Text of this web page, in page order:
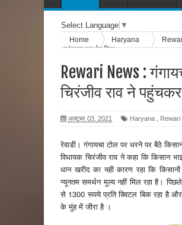
Select Language ▼
Home Haryana
पहुंचकर समर्थन दिया
Rewari News :
चिरंजीव राव ने
अक्टूबर 03, 2021 Haryana Rewari
रेवाडी। गंगायचा टोल पर धरने पर बैठे
विधायक चिरंजीव राव ने कहा कि किसान
धान खरीद का यही कारण रहा कि
न्यूनतम समर्थन मूल्य नहीं मिल रहा है।
से 1300 रूपये प्रति क्विटल बिक रहा है और
के मुंह में जीरा है ।